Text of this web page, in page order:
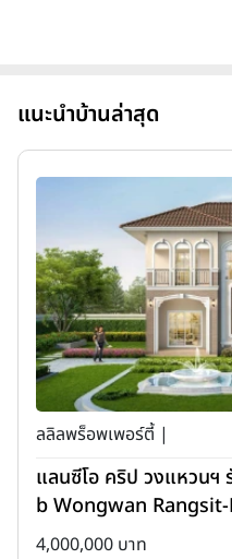
แนะนำบ้านล่าสุด
ลลิลพร็อพเพอร์ตี้ |
แลนซีโอ คริป วงแหวน
b Wongwan
4,000,000 บาท